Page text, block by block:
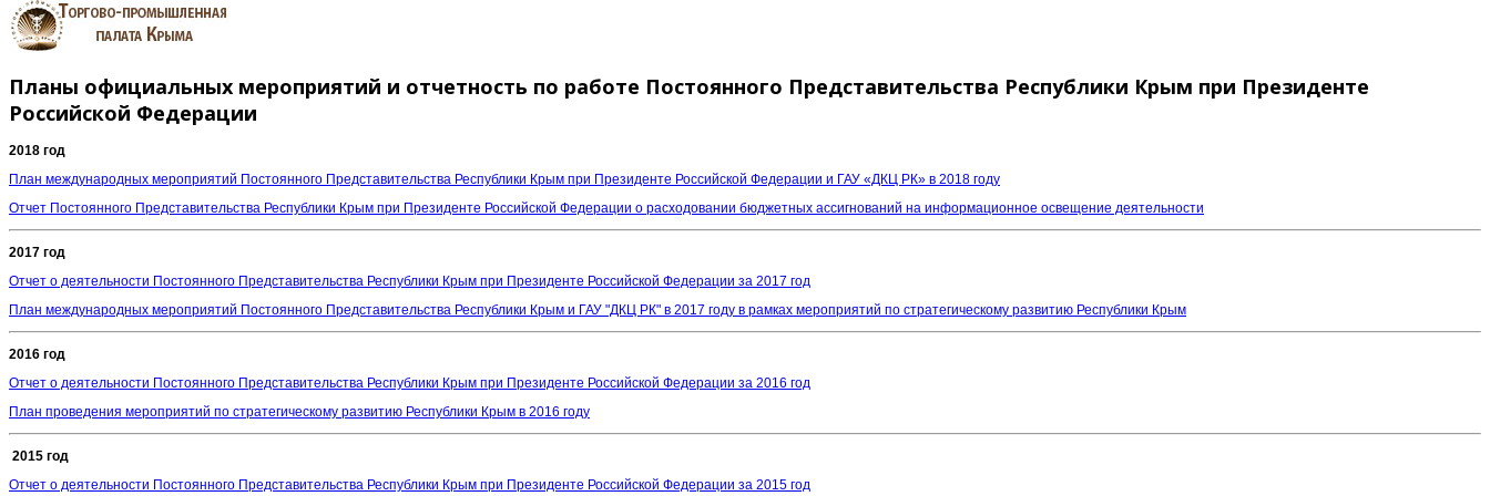
Планы официальных мероприятий и отчетность по работе Постоянного Представительства Республики Крым при Президенте
Российской Федерации
2018 год
План международных мероприятий Постоянного Представительства Республики Крым при Президенте Российской Федерации и ГАУ «ДКЦ РК» в 2018 году
Отчет Постоянного Представительства Республики Крым при Президенте Российской Федерации о расходовании бюджетных ассигнований на информационное освещение деятельности
2017 год
Отчет о деятельности Постоянного Представительства Республики Крым при Президенте Российской Федерации за 2017 год
План международных мероприятий Постоянного Представительства Республики Крым и ГАУ "ДКЦ РК" в 2017 году в рамках мероприятий по стратегическому развитию Республики Крым
2016 год
Отчет о деятельности Постоянного Представительства Республики Крым при Президенте Российской Федерации за 2016 год
План проведения мероприятий по стратегическому развитию Республики Крым в 2016 году
2015 год
Отчет о деятельности Постоянного Представительства Республики Крым при Президенте Российской Федерации за 2015 год